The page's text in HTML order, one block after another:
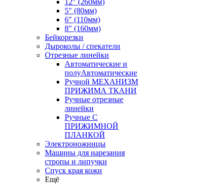
12" (260мм)
5" (80мм)
6" (110мм)
8" (160мм)
Бейкорезки
Дыроколы / спекатели
Отрезные линейки
Автоматические и
полуАвтоматические
Ручной МЕХАНИЗМ
ПРИЖИМА ТКАНИ
Ручные отрезные
линейки
Ручные С
ПРИЖИМНОЙ
ПЛАНКОЙ
Электроножницы
Машины для нарезания
стропы и липучки
Спуск края кожи
Ещё